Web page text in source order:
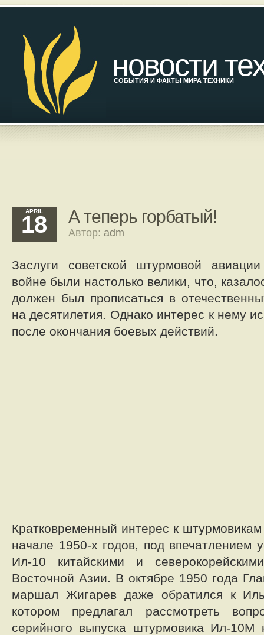
новости
СОБЫТИЯ И ФАКТЫ МИРА ТЕХНИКИ
APRIL
18 А теперь горбатый!
Автор: adm
Заслуги советской штурмовой
войне были настолько велики, что,
должен был прописаться в
на десятилетия. Однако интерес к нему
после окончания боевых действий.
Кратковременный интерес к
начале 1950-х годов, под впечатлением
Ил-10 китайскими и
Восточной Азии. В октябре 1950 года
маршал Жигарев даже обратился к
котором предлагал рассмотреть
серийного выпуска штурмовика Ил-10М